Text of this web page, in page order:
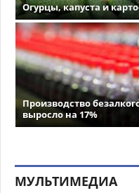
Огурцы, капуста и
Производство
выросло на 17%
МУЛЬТИМЕДИА